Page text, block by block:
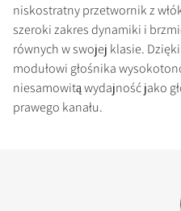
niskostratny przetwornik z
szeroki zakres dynamiki i
równych w swojej klasie.
modułowi głośnika
niesamowitą wydajność jako
prawego kanału.